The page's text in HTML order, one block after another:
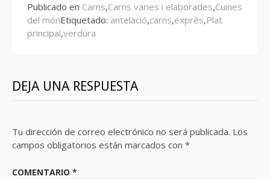
Publicado en Carns,Carns varies i elaborades,Cuines
del mónEtiquetado: antelació,carns,exprés,Plat
principal,verdura
DEJA UNA RESPUESTA
Tu dirección de correo electrónico no será publicada. Los
campos obligatorios están marcados con *
COMENTARIO *